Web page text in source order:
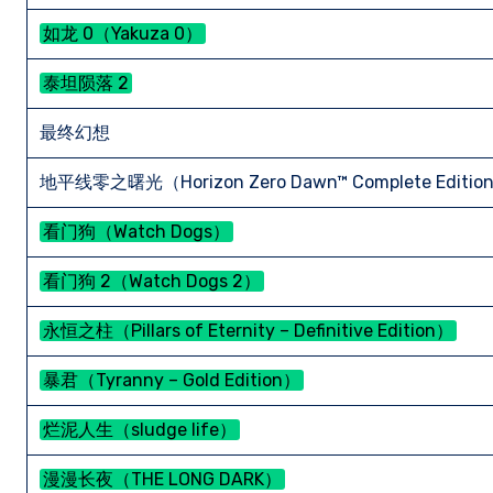
如龙 0（Yakuza 0）
泰坦陨落 2
最终幻想
地平线零之曙光（Horizon Zero Dawn™ Complete
看门狗（Watch Dogs）
看门狗 2（Watch Dogs 2）
永恒之柱（Pillars of Eternity – Definitive Edition）
暴君（Tyranny – Gold Edition）
烂泥人生（sludge life）
漫漫长夜（THE LONG DARK）